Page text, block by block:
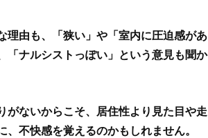
理由も、「狭い」や「室内に圧迫感があ
「ナルシストっぽい」という意見も聞か
がないからこそ、居住性より見た目や走
不快感を覚えるのかもしれません。